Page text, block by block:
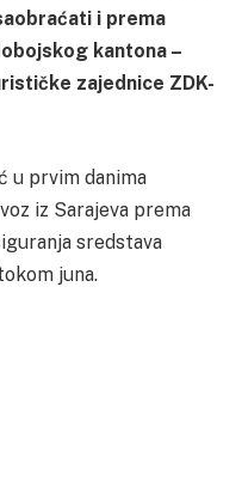
i prema
kantona –
zajednice ZDK-
u prvim danima
iz Sarajeva prema
sredstava
juna.